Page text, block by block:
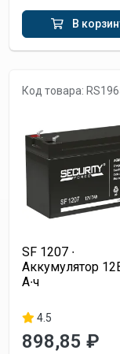
В
Код товара:
SF 1207 ∙
Аккумулятор
А∙ч
4.5
898,85 ₽